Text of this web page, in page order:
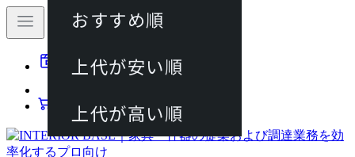
動画マニュアル
カート
おすすめ順
上代が安い順
上代が高い順